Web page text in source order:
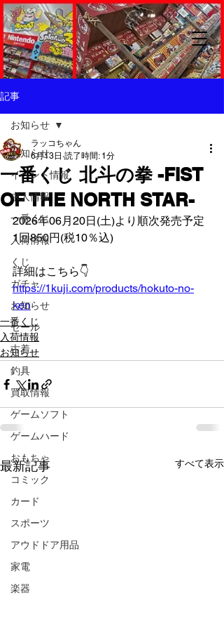
記事
お知らせ
イベント情報
求人情報
一番くじ
入荷情報
くじ
ガチャ
お知らせ
セール
古着
釣具
買取情報
ゲームソフト
ゲームハード
おもちゃ
コミック
カード
スポーツ
アウドドア用品
家電
楽器
お知らせ
一番くじ 北斗の拳 -FIST
OF THE NORTH STAR-
ラッコちゃん
6月13日 読了時間: 1分
2026年06月20日(土)より順次発売予定
1回850円(税10％込)
詳細はこちら👇️
https://1kuji.com/products/hokuto-no-
ken
一番くじ
入荷情報
お知らせ
最新記事 すべて表示